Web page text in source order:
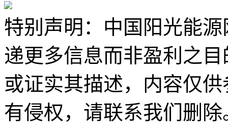
特别声明：中国阳光能
递更多信息而非盈利之
或证实其描述，内容仅
有侵权，请联系我们删除